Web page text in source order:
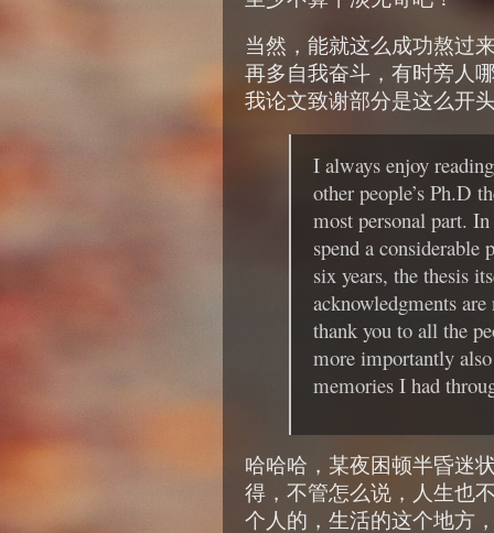
当然，能就这么成功熬过
再多自我奋斗，有时旁人
我论文致谢部分是这么开
I always enjoy
other people’s Ph.D
most personal part.
spend a
six years, the thesis
acknowledgments
thank you to all the
more importantly
memories I had
哈哈哈，某夜困顿半昏迷
得，不管怎么说，人生也
个人的，生活的这个地方